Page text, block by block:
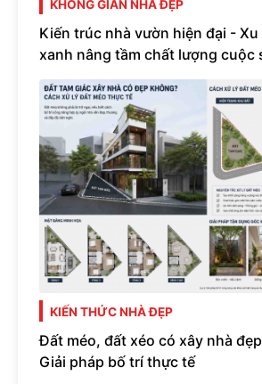
KHÔNG GIAN NHÀ ĐẸP
Kiến trúc nhà vườn hiện đại -
xanh nâng tầm chất lượng cuộc
KIẾN THỨC NHÀ ĐẸP
Đất méo, đất xéo có xây nhà
Giải pháp bố trí thực tế